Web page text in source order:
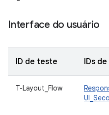
Interface do usuário
ID de teste IDs
T-Layout_Flow